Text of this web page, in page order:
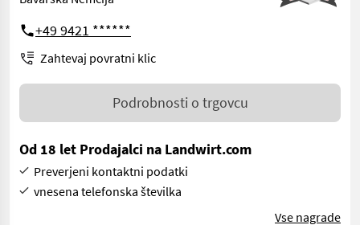
+49 9421 ******
Zahtevaj povratni klic
Podrobnosti o trgovcu
Od 18 let Prodajalci na Landwirt.com
Preverjeni kontaktni podatki
vnesena telefonska številka
Vse nagrade